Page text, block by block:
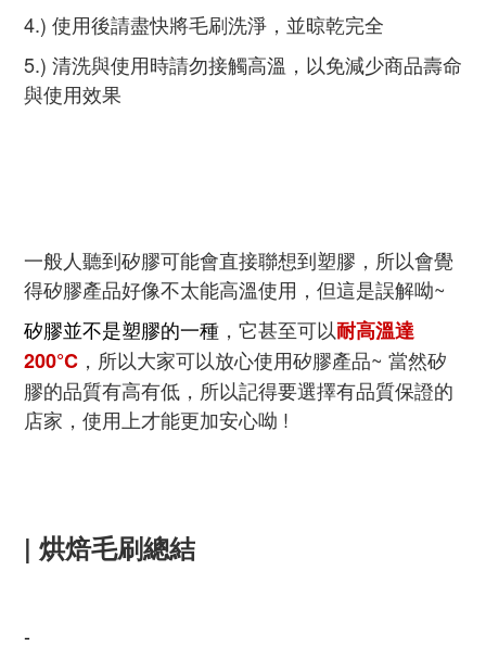
4.) 使用後請盡快將毛刷洗淨，並晾乾完全
5.) 清洗與使用時請勿接觸高溫，以免減少商品壽命
與使用效果
一般人聽到矽膠可能會直接聯想到塑膠，所以會覺
得矽膠產品好像不太能高溫使用，但這是誤解呦~
矽膠並不是塑膠的一種 ，它甚至可以耐高溫達
200°C ，所以大家可以放心使用矽膠產品~ 當然矽
膠的品質有高有低，所以記得要選擇有品質保證的
店家，使用上才能更加安心呦 !
| 烘焙毛刷總結
-